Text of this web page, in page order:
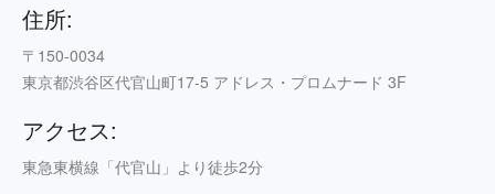
住所:
〒150-0034
東京都渋谷区代官山町17-5 アドレス・プロムナード 3F
アクセス:
東急東横線「代官山」より徒歩2分